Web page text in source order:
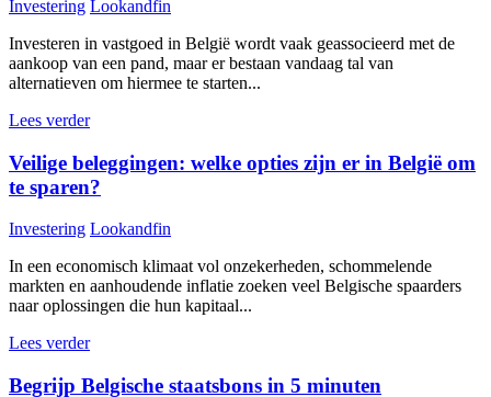
Investering Lookandfin
Investeren in vastgoed in België wordt vaak geassocieerd met de
aankoop van een pand, maar er bestaan vandaag tal van
alternatieven om hiermee te starten...
Lees verder
Veilige beleggingen: welke opties zijn er in België om
te sparen?
Investering Lookandfin
In een economisch klimaat vol onzekerheden, schommelende
markten en aanhoudende inflatie zoeken veel Belgische spaarders
naar oplossingen die hun kapitaal...
Lees verder
Begrijp Belgische staatsbons in 5 minuten